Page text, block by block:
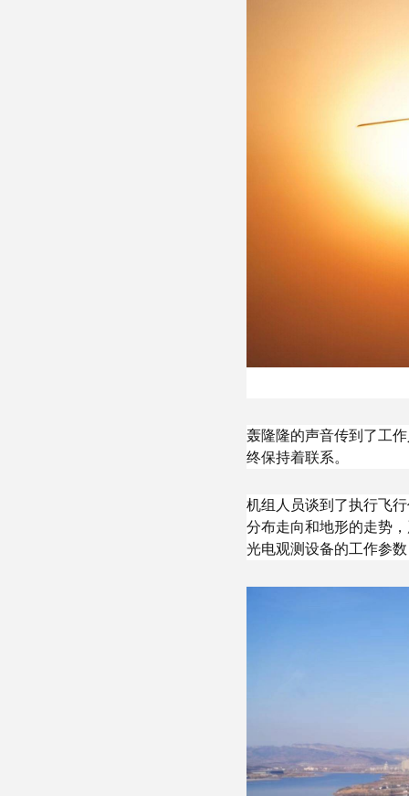
轰隆隆的声音传到了工
终保持着联系。
机组人员谈到了执行飞
分布走向和地形的走势
光电观测设备的工作参